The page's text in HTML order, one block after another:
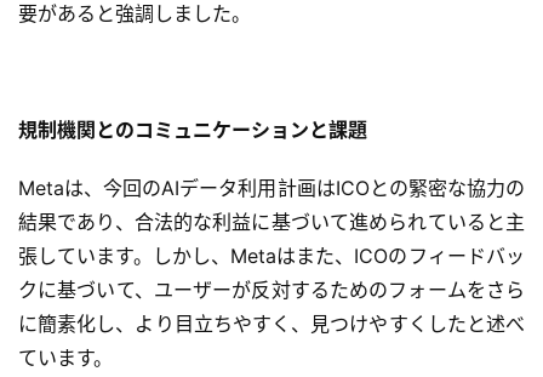
本
地
A
I
導
入
要があると強調しました。
規制機関とのコミュニケーションと課題
Metaは、今回のAIデータ利用計画はICOとの緊密な協力の
結果であり、合法的な利益に基づいて進められていると主
張しています。しかし、Metaはまた、ICOのフィードバッ
クに基づいて、ユーザーが反対するためのフォームをさら
に簡素化し、より目立ちやすく、見つけやすくしたと述べ
ています。